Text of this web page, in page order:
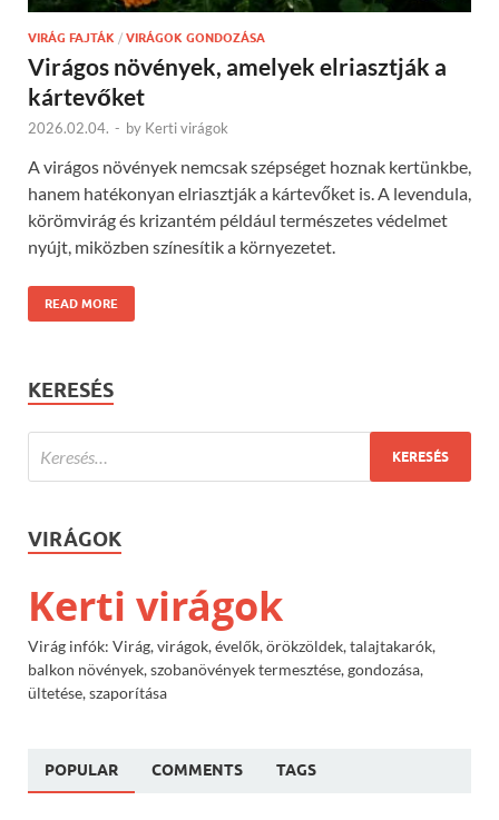
VIRÁG FAJTÁK / VIRÁGOK GONDOZÁSA
Virágos növények, amelyek elriasztják a
kártevőket
2026.02.04. - by Kerti virágok
A virágos növények nemcsak szépséget hoznak kertünkbe,
hanem hatékonyan elriasztják a kártevőket is. A levendula,
körömvirág és krizantém például természetes védelmet
nyújt, miközben színesítik a környezetet.
READ MORE
KERESÉS
VIRÁGOK
Kerti virágok
Virág infók: Virág, virágok, évelők, örökzöldek, talajtakarók,
balkon növények, szobanövények termesztése, gondozása,
ültetése, szaporítása
POPULAR COMMENTS TAGS